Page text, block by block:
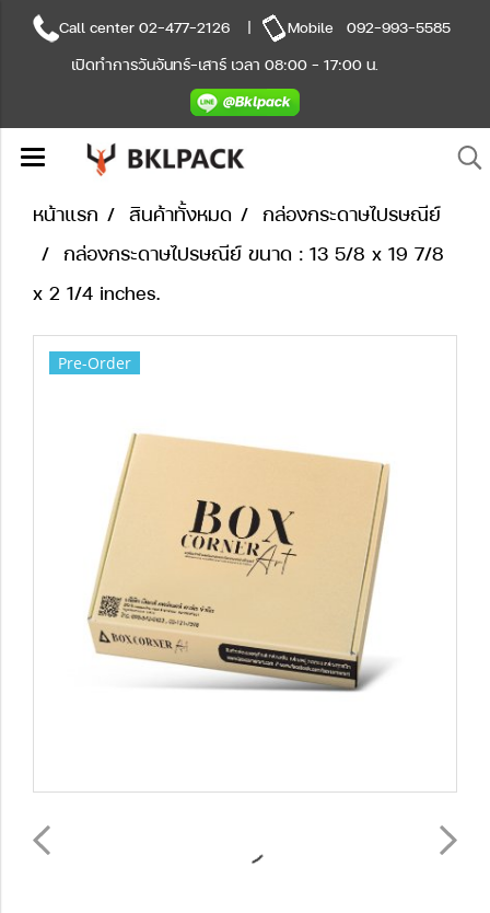
Call center 02-477-2126 | Mobile 092-993-5585
เปิดทำการวันจันทร์-เสาร์ เวลา 08:00 - 17:00 น.
หน้าแรก สินค้าทั้งหมด
กล่องกระดาษไปรษณีย์
กล่องกระดาษไปรษณีย์ ขนาด : 13 5/8 x 19 7/8
x 2 1/4 inches.
Pre-Order